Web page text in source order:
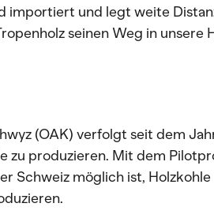
importiert und legt weite
seinen Weg in unsere
(OAK) verfolgt seit dem
zu produzieren. Mit dem
Schweiz möglich ist,